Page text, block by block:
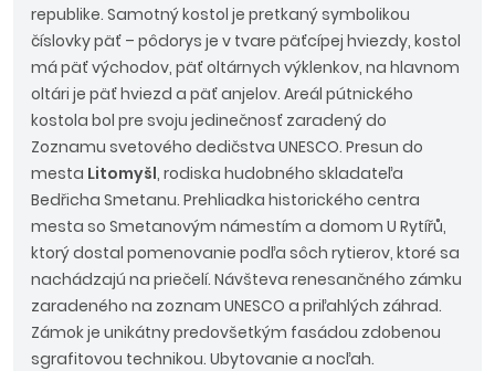
republike. Samotný kostol je pretkaný symbolikou
číslovky päť – pôdorys je v tvare päťcípej hviezdy, kostol
má päť východov, päť oltárnych výklenkov, na hlavnom
oltári je päť hviezd a päť anjelov. Areál pútnického
kostola bol pre svoju jedinečnosť zaradený do
Zoznamu svetového dedičstva UNESCO. Presun do
mesta Litomyšl, rodiska hudobného skladateľa
Bedřicha Smetanu. Prehliadka historického centra
mesta so Smetanovým námestím a domom U Rytířů,
ktorý dostal pomenovanie podľa sôch rytierov, ktoré sa
nachádzajú na priečelí. Návšteva renesančného zámku
zaradeného na zoznam UNESCO a priľahlých záhrad.
Zámok je unikátny predovšetkým fasádou zdobenou
sgrafitovou technikou. Ubytovanie a nocľah.